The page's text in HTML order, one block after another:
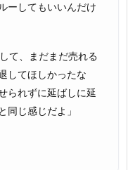
ーしてもいいんだけ
て、まだまだ売れる
してほしかったな
られずに延ばしに延
同じ感じだよ」